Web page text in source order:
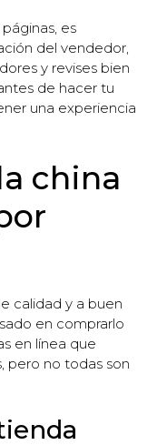
es
del vendedor,
y revises bien
de hacer tu
una experiencia
china
calidad y a buen
en comprarlo
en línea que
pero no todas son